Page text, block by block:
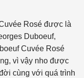
Rosé được là
Duboeuf,
Cuvée Rosé
vì vậy nho được
cùng với quá trình